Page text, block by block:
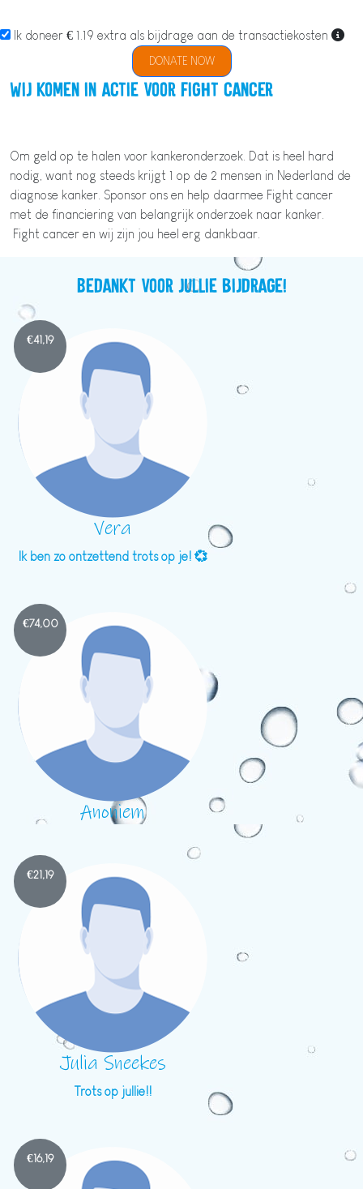
Ik doneer € 1.19 extra als bijdrage aan de transactiekosten
DONATE NOW
Wij komen in actie voor Fight cancer
Om geld op te halen voor kankeronderzoek. Dat is heel hard
nodig, want nog steeds krijgt 1 op de 2 mensen in Nederland de
diagnose kanker. Sponsor ons en help daarmee Fight cancer
met de financiering van belangrijk onderzoek naar kanker.
Fight cancer en wij zijn jou heel erg dankbaar.
Bedankt voor jullie bijdrage!
€41,19
Vera
Ik ben zo ontzettend trots op je! 💞
€74,00
Anoniem
€21,19
Julia Sneekes
Trots op jullie!!
€16,19